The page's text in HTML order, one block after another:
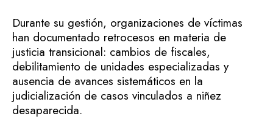
Durante su gestión, organizaciones de víctimas
han documentado retrocesos en materia de
justicia transicional: cambios de fiscales,
debilitamiento de unidades especializadas y
ausencia de avances sistemáticos en la
judicialización de casos vinculados a niñez
desaparecida.